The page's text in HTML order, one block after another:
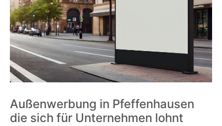
Außenwerbung in Pfeffenhausen
die sich für Unternehmen lohnt